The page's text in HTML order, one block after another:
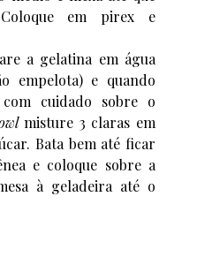
em pirex e
a gelatina em água
empelota) e quando
cuidado sobre o
misture 3 claras em
Bata bem até ficar
e coloque sobre a
à geladeira até o